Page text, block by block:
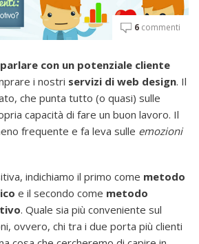
6 commenti
con un potenziale cliente
i nostri servizi di web design. Il
che punta tutto (o quasi) sulle
capacità di fare un buon lavoro. Il
frequente e fa leva sulle emozioni
indichiamo il primo come metodo
e il secondo come metodo
. Quale sia più conveniente sul
ovvero, chi tra i due porta più clienti